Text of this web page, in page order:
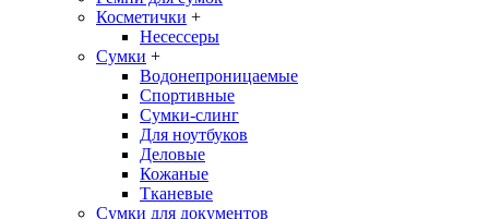
Косметички +
Несессеры
Сумки +
Водонепроницаемые
Спортивные
Сумки-слинг
Для ноутбуков
Деловые
Кожаные
Тканевые
Сумки для документов